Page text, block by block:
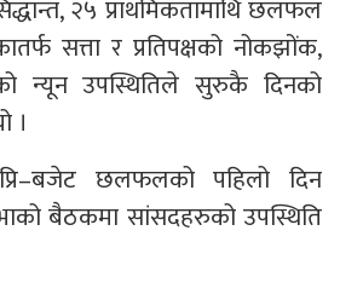
२५ प्राथमिकतामाथि छलफल
सत्ता र प्रतिपक्षको नोकझोंक,
न्यून उपस्थितिले सुरुकै दिनको
।
छलफलको पहिलो दिन
बैठकमा सांसदहरुको उपस्थिति